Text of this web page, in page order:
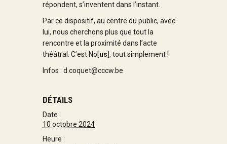
répondent, s’inventent dans l’instant.
Par ce dispositif, au centre du public, avec
lui, nous cherchons plus que tout la
rencontre et la proximité dans l’acte
théâtral. C’est No[us], tout simplement !
Infos : d.coquet@cccw.be
DÉTAILS
Date :
10 octobre 2024
Heure :